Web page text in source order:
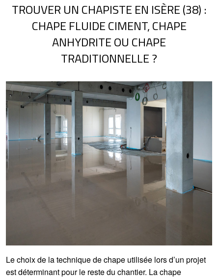
TROUVER UN CHAPISTE EN ISÈRE (38) :
CHAPE FLUIDE CIMENT, CHAPE
ANHYDRITE OU CHAPE
TRADITIONNELLE ?
Le choix de la technique de chape utilisée lors d’un projet
est déterminant pour le reste du chantier. La chape